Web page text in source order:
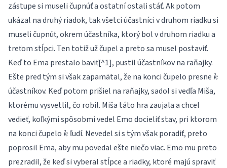
zástupe si museli čupnúť a ostatní ostali stáť. Ak potom
ukázal na druhý riadok, tak všetci účastníci v druhom riadku si
museli čupnúť, okrem účastníka, ktorý bol v druhom riadku a
treťom stĺpci. Ten totiž už čupel a preto sa musel postaviť.
Keď to Ema prestalo baviť[^1], pustil účastníkov na raňajky.
Ešte pred tým si však zapamätal, že na konci čupelo presne k
k
účastníkov. Keď potom prišiel na raňajky, sadol si vedľa Miša,
ktorému vysvetlil, čo robil. Miša táto hra zaujala a chcel
vedieť, koľkými spôsobmi vedel Emo docieliť stav, pri ktorom
na konci čupelo k
k ľudí. Nevedel si s tým však poradiť, preto
poprosil Ema, aby mu povedal ešte niečo viac. Emo mu preto
prezradil, že keď si vyberal stĺpce a riadky, ktoré majú spraviť